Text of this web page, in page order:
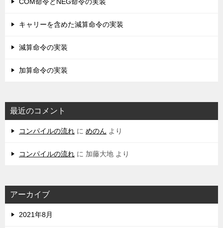
キャリーを含めた減算命令の実装
減算命令の実装
加算命令の実装
最近のコメント
コンパイルの流れ に めのん より
コンパイルの流れ に 加藤大地 より
アーカイブ
2021年8月